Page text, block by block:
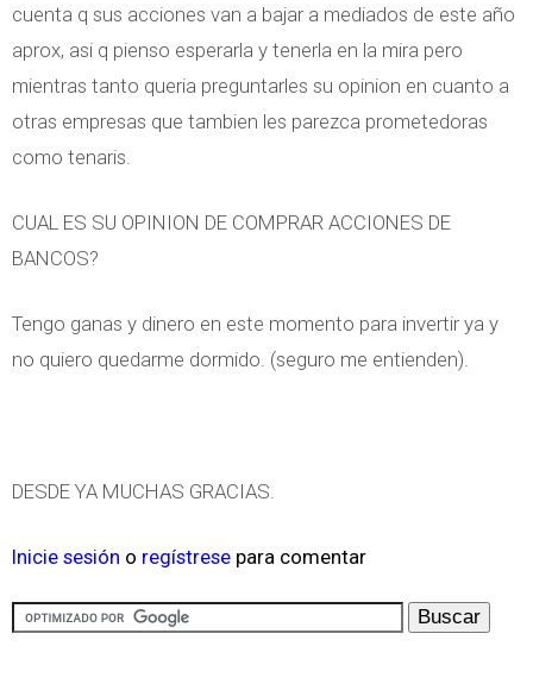
cuenta q sus acciones van a bajar a mediados de este año
aprox, asi q pienso esperarla y tenerla en la mira pero
mientras tanto queria preguntarles su opinion en cuanto a
otras empresas que tambien les parezca prometedoras
como tenaris.
CUAL ES SU OPINION DE COMPRAR ACCIONES DE
BANCOS?
Tengo ganas y dinero en este momento para invertir ya y
no quiero quedarme dormido. (seguro me entienden).
DESDE YA MUCHAS GRACIAS.
Inicie sesión o regístrese para comentar